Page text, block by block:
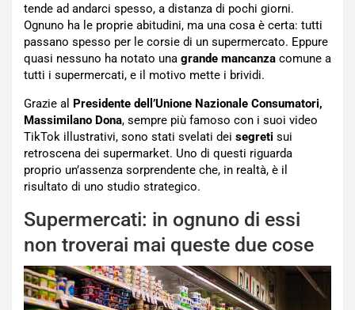
tende ad andarci spesso, a distanza di pochi giorni.
Ognuno ha le proprie abitudini, ma una cosa è certa: tutti
passano spesso per le corsie di un supermercato. Eppure
quasi nessuno ha notato una grande mancanza comune a
tutti i supermercati, e il motivo mette i brividi.
Grazie al Presidente dell’Unione Nazionale Consumatori,
Massimilano Dona, sempre più famoso con i suoi video
TikTok illustrativi, sono stati svelati dei segreti sui
retroscena dei supermarket. Uno di questi riguarda
proprio un’assenza sorprendente che, in realtà, è il
risultato di uno studio strategico.
Supermercati: in ognuno di essi
non troverai mai queste due cose